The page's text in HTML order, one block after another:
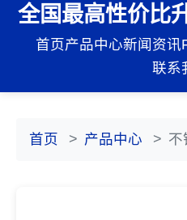
全国最高性价比
首页产品中心新闻资讯
联系
首页 产品中心 不